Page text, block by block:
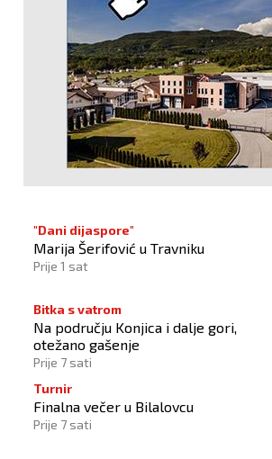
"Dani dijaspore"
Marija Šerifović u Travniku
Prije 1 sat
Bitka s vatrom
Na području Konjica i dalje gori,
otežano gašenje
Prije 7 sati
Turnir
Finalna večer u Bilalovcu
Prije 7 sati